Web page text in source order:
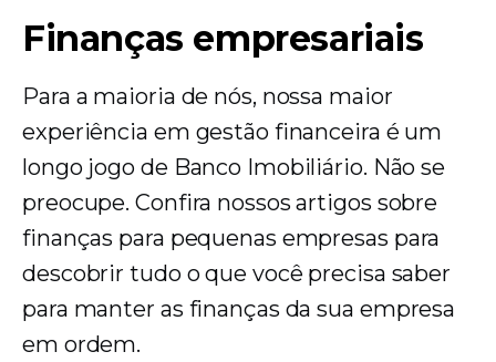
Finanças empresariais
Para a maioria de nós, nossa maior
experiência em gestão financeira é um
longo jogo de Banco Imobiliário. Não se
preocupe. Confira nossos artigos sobre
finanças para pequenas empresas para
descobrir tudo o que você precisa saber
para manter as finanças da sua empresa
em ordem.